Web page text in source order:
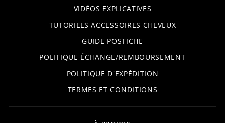
VIDÉOS EXPLICATIVES
TUTORIELS ACCESSOIRES CHEVEUX
GUIDE POSTICHE
POLITIQUE ÉCHANGE/REMBOURSEMENT
POLITIQUE D'EXPÉDITION
TERMES ET CONDITIONS